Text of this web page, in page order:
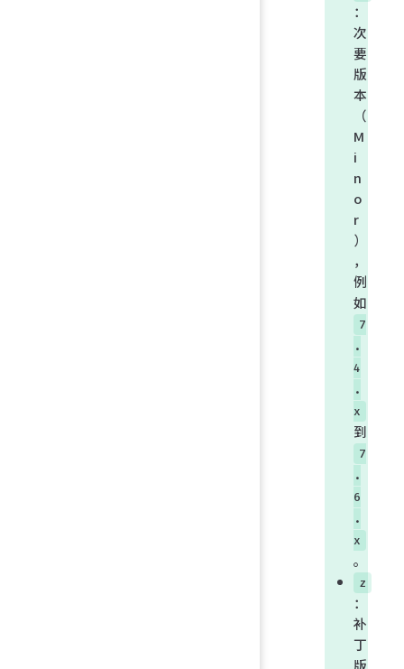
：
次
要
版
本
（
M
i
n
o
r
）
，
例
如
7
.
4
.
x
到
7
.
6
.
x
。
z
：
补
丁
版